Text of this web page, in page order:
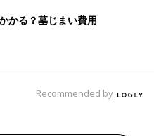
か？』と言われても、全体的
するけど具体的にどこなのか
もあるので『ないです』と答
かる？墓じまい費用
Recommended by